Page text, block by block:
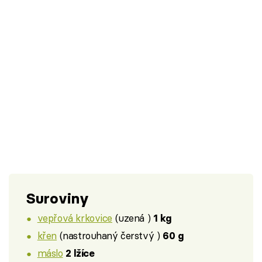
Suroviny
vepřová krkovice (uzená ) 1 kg
křen (nastrouhaný čerstvý ) 60 g
máslo 2 lžíce